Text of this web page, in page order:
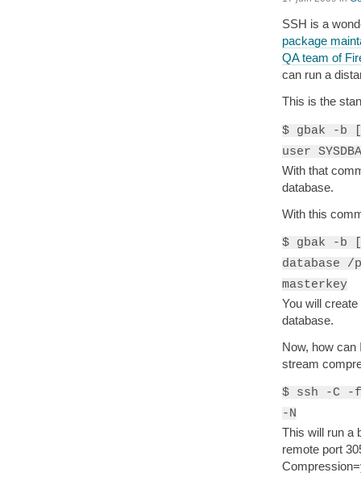
SSH is a
package
QA team of
can run a
This is the
$ gbak -b
user
With that
database.
With this
$ gbak -b
database /
masterkey
You will
database.
Now, how can
stream
$ ssh -C -f
-N
This will run a
remote port